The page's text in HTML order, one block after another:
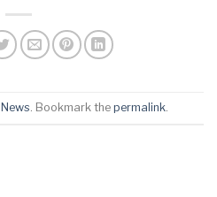
News . Bookmark the permalink